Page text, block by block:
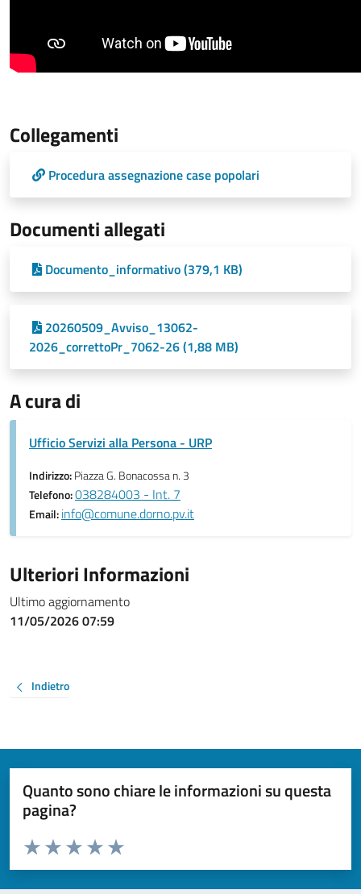
Collegamenti
Procedura assegnazione case popolari
Documenti allegati
Documento_informativo (379,1 KB)
20260509_Avviso_13062-
2026_correttoPr_7062-26 (1,88 MB)
A cura di
Ufficio Servizi alla Persona - URP
Indirizzo:Piazza G. Bonacossa n. 3
Telefono:038284003 - Int. 7
Email:info@comune.dorno.pv.it
Ulteriori Informazioni
Ultimo aggiornamento
11/05/2026 07:59
Indietro
Quanto sono chiare le informazioni su questa
pagina?
Valuta da 1 a 5 stelle la pagina
Valuta 5 stelle su 5
Valuta 4 stelle su 5
Valuta 3 stelle su 5
Valuta 2 stelle su 5
Valuta 1 stelle su 5